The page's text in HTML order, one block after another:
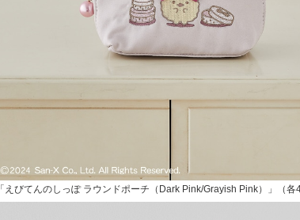
「えびてんのしっぽ ラウンドポーチ（Dark Pink/Grayish Pink）」（各